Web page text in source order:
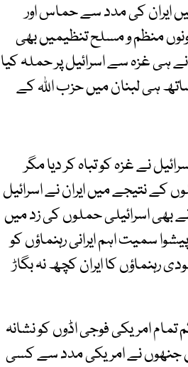
ایران کی مدد سے حماس اور
منظم و مسلح تنظیمیں بھی
ہی غزہ سے اسرائیل پر حملہ کیا
ہی لبنان میں حزب اللہ کے
نے غزہ کو تباہ کر دیا مگر
کے نتیجے میں ایران نے اسرائیل
بھی اسرائیلی حملوں کی زد میں
سمیت اہم ایرانی رہنماؤں کو
رہنماؤں کا ایران کچھ نہ بگاڑ
تمام امریکی فوجی اڈوں کو نشانہ
جنھوں نے امریکی مدد سے کسی